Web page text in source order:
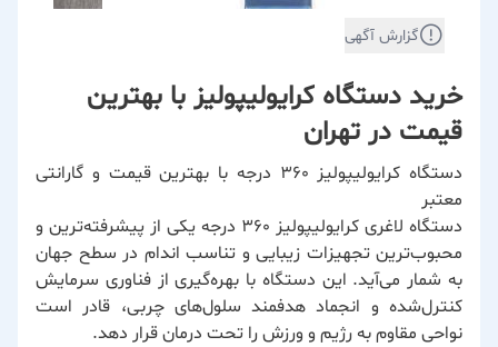
گزارش آگهی
خرید دستگاه کرایولیپولیز با بهترین
قیمت در تهران
دستگاه کرایولیپولیز ۳۶۰ درجه با بهترین قیمت و گارانتی
معتبر
دستگاه لاغری کرایولیپولیز ۳۶۰ درجه یکی از پیشرفته‌ترین و
محبوب‌ترین تجهیزات زیبایی و تناسب اندام در سطح جهان
به شمار می‌آید. این دستگاه با بهره‌گیری از فناوری سرمایش
کنترل‌شده و انجماد هدفمند سلول‌های چربی، قادر است
نواحی مقاوم به رژیم و ورزش را تحت درمان قرار دهد.